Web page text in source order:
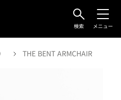
検索 メニュー
THE BENT ARMCHAIR